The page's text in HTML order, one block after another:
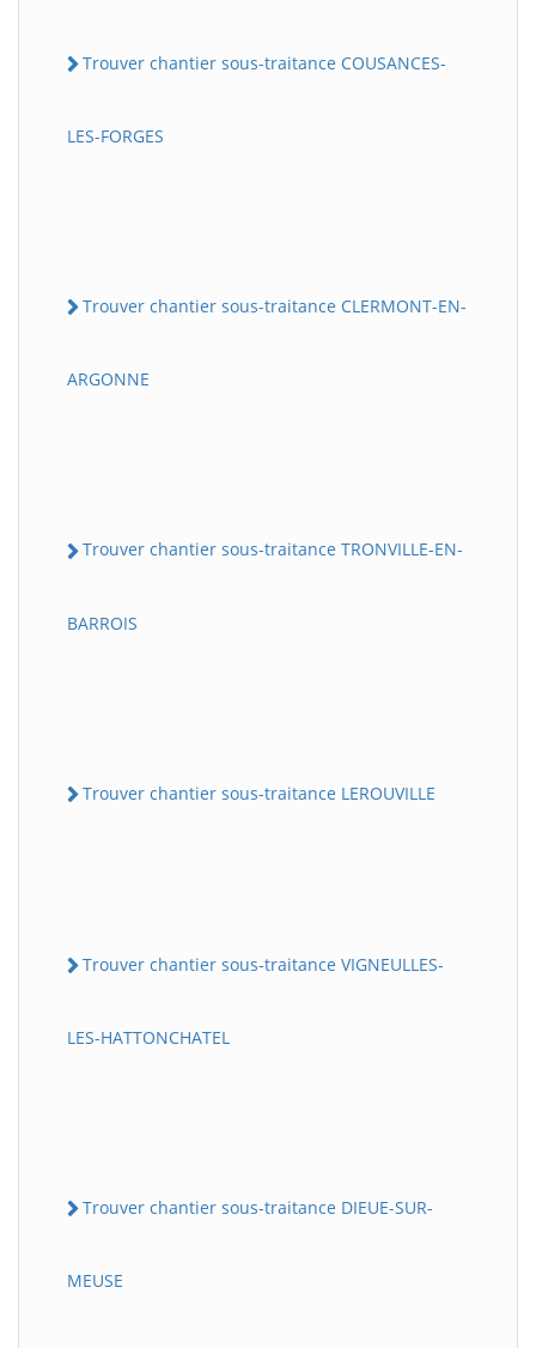
Trouver chantier sous-traitance COUSANCES-
LES-FORGES
Trouver chantier sous-traitance CLERMONT-EN-
ARGONNE
Trouver chantier sous-traitance TRONVILLE-EN-
BARROIS
Trouver chantier sous-traitance LEROUVILLE
Trouver chantier sous-traitance VIGNEULLES-
LES-HATTONCHATEL
Trouver chantier sous-traitance DIEUE-SUR-
MEUSE